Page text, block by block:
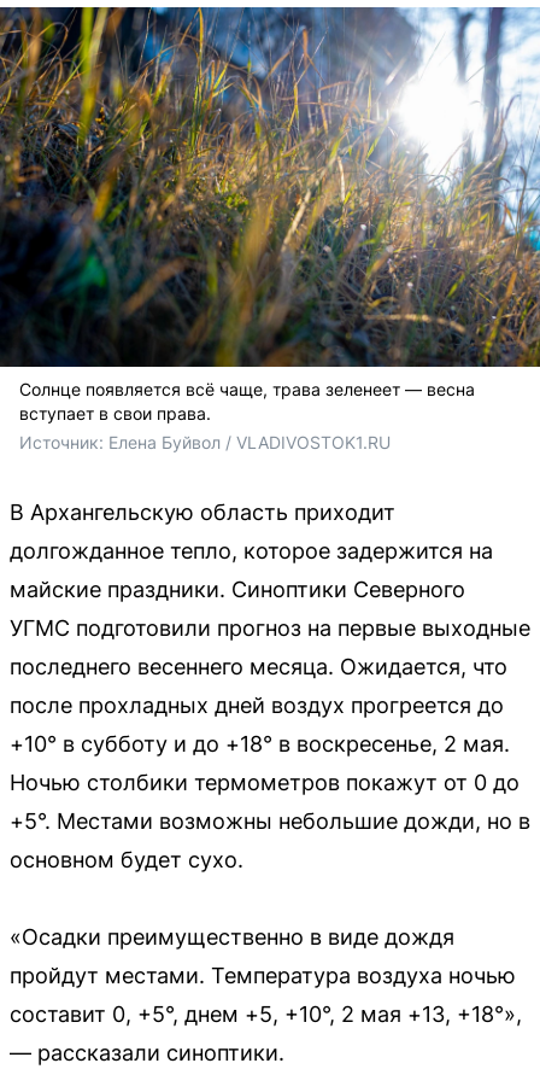
Солнце появляется всё чаще, трава зеленеет — весна
вступает в свои права.
Источник: Елена Буйвол / VLADIVOSTOK1.RU
В Архангельскую область приходит
долгожданное тепло, которое задержится на
майские праздники. Синоптики Северного
УГМС подготовили прогноз на первые выходные
последнего весеннего месяца. Ожидается, что
после прохладных дней воздух прогреется до
+10° в субботу и до +18° в воскресенье, 2 мая.
Ночью столбики термометров покажут от 0 до
+5°. Местами возможны небольшие дожди, но в
основном будет сухо.
«Осадки преимущественно в виде дождя
пройдут местами. Температура воздуха ночью
составит 0, +5°, днем +5, +10°, 2 мая +13, +18°»,
— рассказали синоптики.